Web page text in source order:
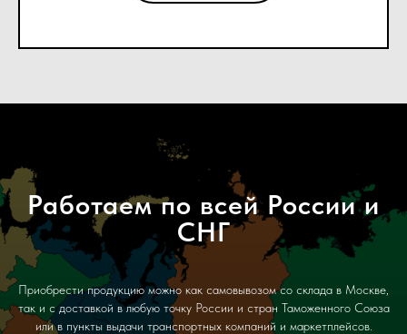
Работаем по всей России и
СНГ
Приобрести продукцию можно как самовывозом со склада в Москве,
так и с доставкой в любую точку России и стран Таможенного Союза
или в пункты выдачи транспортных компаний и маркетплейсов.